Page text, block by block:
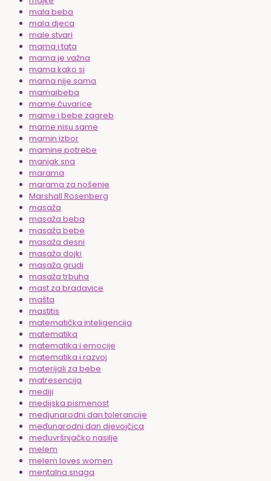
mala beba
mala djeca
male stvari
mama i tata
mama je važna
mama kako si
mama nije sama
mamaibeba
mame čuvarice
mame i bebe zagreb
mame nisu same
mamin izbor
mamine potrebe
manjak sna
marama
marama za nošenje
Marshall Rosenberg
masaža
masaža beba
masaža bebe
masaža desni
masaža dojki
masaža grudi
masaža trbuha
mast za bradavice
mašta
mastitis
matematička inteligencija
matematika
matematika i emocije
matematika i razvoj
materijali za bebe
matresencija
mediji
medijska pismenost
medjunarodni dan tolerancije
međunarodni dan djevojčica
međuvršnjačko nasilje
melem
melem loves women
mentalna snaga